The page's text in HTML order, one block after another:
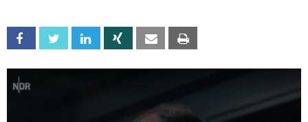
Facebook Twitter Linkedin Xing Email